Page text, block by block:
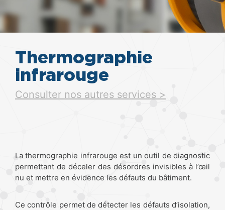
Thermographie
infrarouge
Consulter nos autres services >
La thermographie infrarouge est un outil de diagnostic
permettant de déceler des désordres invisibles à l’œil
nu et mettre en évidence les défauts du bâtiment.
Ce contrôle permet de détecter les défauts d’isolation,